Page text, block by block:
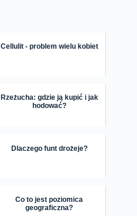
Cellulit - problem wielu kobiet
Rzeżucha: gdzie ją kupić i jak
hodować?
Dlaczego funt drożeje?
Co to jest poziomica
geograficzna?